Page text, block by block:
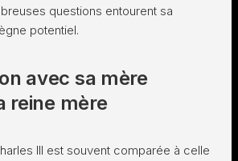
questions entourent sa
potentiel.
avec sa mère
reine mère
III est souvent comparée à celle